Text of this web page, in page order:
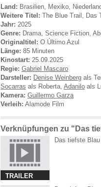
Land: Brasilien, Mexiko,
Weitere Titel: The Blue Trail, Das
Jahr: 2025
Genre: Drama, Science Fiction,
Originaltitel: O Último Azul
Länge: 85 Minuten
Kinostart: 25.09.2025
Regie: Gabriel Mascaro
Darsteller: Denise Weinberg als
Socarras als Roberta, Adanilo als
Kamera: Guillermo Garza
Verleih: Alamode Film
Verknüpfungen zu "Das
TRAILER
Das tiefste